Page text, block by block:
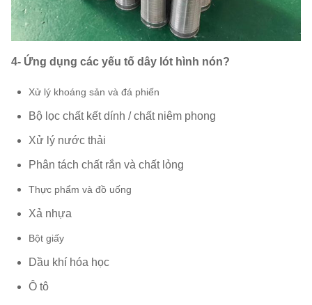
4- Ứng dụng các yếu tố dây lót hình nón?
Xử lý khoáng sản và đá phiến
Bộ lọc chất kết dính / chất niêm phong
Xử lý nước thải
Phân tách chất rắn và chất lỏng
Thực phẩm và đồ uống
Xả nhựa
Bột giấy
Dầu khí hóa học
Ô tô